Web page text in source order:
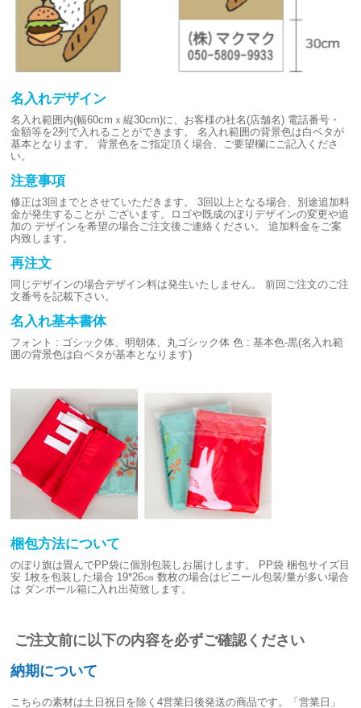
名入れデザイン
名入れ範囲内(幅60cmｘ縦30cm)に、お客様の社名(店舗名) 電話番号・
金額等を2列で入れることができます。
名入れ範囲の背景色は白ベタが
基本となります。
背景色をご指定頂く場合、ご要望欄にご記入くださ
い。
注意事項
修正は3回までとさせていただきます。
3回以上となる場合、別途追加料
金が発生することが ございます。ロゴや既成のぼりデザインの変更や追
加の デザインを希望の場合ご注文後ご連絡ください。
追加料金をご案
内致します。
再注文
同じデザインの場合デザイン料は発生いたしません。
前回ご注文のご注
文番号を記載下さい。
名入れ基本書体
フォント : ゴシック体、明朝体、丸ゴシック体 色 : 基本色-黒(名入れ範
囲の背景色は白ベタが基本となります)
梱包方法について
のぼり旗は畳んでPP袋に個別包装しお届けします。
PP袋 梱包サイズ目
安 1枚を包装した場合 19*26㎝ 数枚の場合はビニール包装/量が多い場合
は ダンボール箱に入れ出荷致します。
ご注文前に以下の内容を必ずご確認ください
納期について
こちらの素材は土日祝日を除く4営業日後発送の商品です。「営業日」